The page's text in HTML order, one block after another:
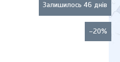
–20%
Залишилось 46 днів